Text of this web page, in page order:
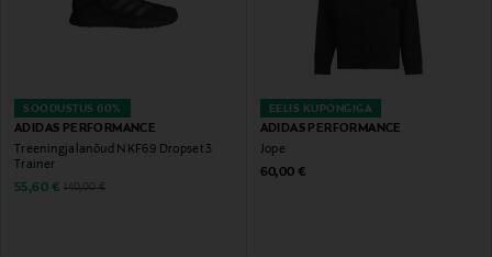
SOODUSTUS 60%
ADIDAS PERFORMANCE
Treeningjalanõud NKF69 Dropset 3
Trainer
Discounted Price
55,60 € Original Price
140,00 €
EELIS KUPONGIGA
ADIDAS PERFORMANCE
Jope
Original Price
60,00 €